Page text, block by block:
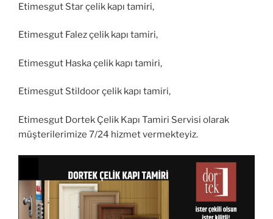
Etimesgut Star çelik kapı tamiri,
Etimesgut Falez çelik kapı tamiri,
Etimesgut Haska çelik kapı tamiri,
Etimesgut Stildoor çelik kapı tamiri,
Etimesgut Dortek Çelik Kapı Tamiri Servisi olarak
müşterilerimize 7/24 hizmet vermekteyiz.